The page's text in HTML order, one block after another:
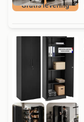
Gratis levering